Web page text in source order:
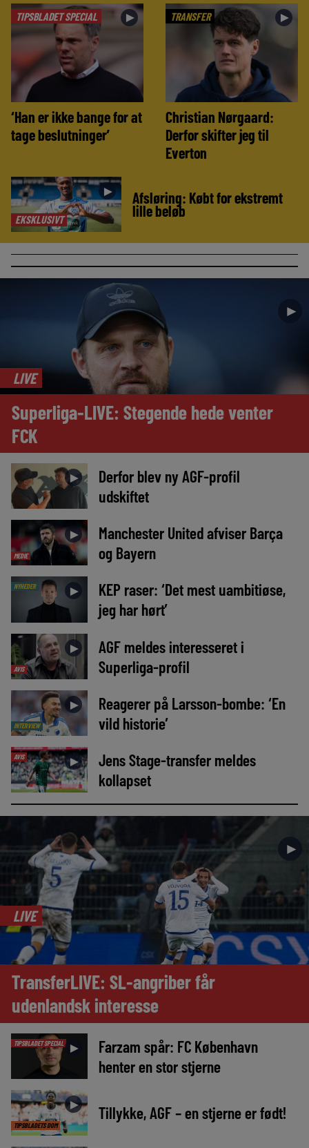
TIPSBLADET SPECIAL ►
‘Han er ikke bange for at
tage beslutninger’
TRANSFER ►
Christian Nørgaard:
Derfor skifter jeg til
Everton
EKSKLUSIVT
► Afsløring: Købt for ekstremt
lille beløb
►
LIVE
Superliga-LIVE: Stegende hede venter
FCK
►
Derfor blev ny AGF-profil
udskiftet
MEDIE
►
Manchester United afviser Barça
og Bayern
NYHEDER ►
KEP raser: ‘Det mest uambitiøse,
jeg har hørt’
AVIS
►
AGF meldes interesseret i
Superliga-profil
INTERVIEW
►
Reagerer på Larsson-bombe: ‘En
vild historie’
AVIS ►
Jens Stage-transfer meldes
kollapset
►
LIVE
TransferLIVE: SL-angriber får
udenlandsk interesse
TIPSBLADET SPECIAL ►
Farzam spår: FC København
henter en stor stjerne
TIPSBLADETS DOM
► Tillykke, AGF – en stjerne er født!